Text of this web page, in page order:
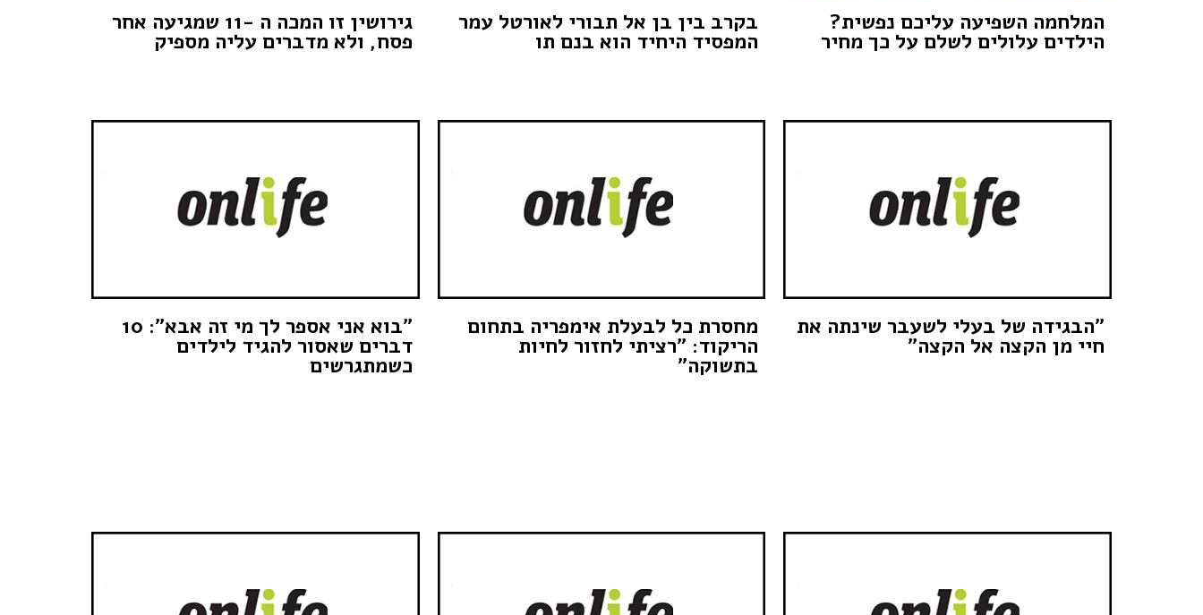
המלחמה השפיעה עליכם נפשית?
הילדים עלולים לשלם על כך מחיר
בקרב בין בן אל תבורי לאורטל עמר
המפסיד היחיד הוא בנם תו
גירושין זו המכה ה -11 שמגיעה אחר
פסח, ולא מדברים עליה מספיק
"הבגידה של בעלי לשעבר שינתה את
חיי מן הקצה אל הקצה"
מחסרת כל לבעלת אימפריה בתחום
הריקוד: "רציתי לחזור לחיות
בתשוקה"
"בוא אני אספר לך מי זה אבא": 10
דברים שאסור להגיד לילדים
כשמתגרשים